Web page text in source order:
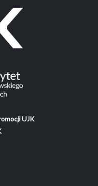
UJK